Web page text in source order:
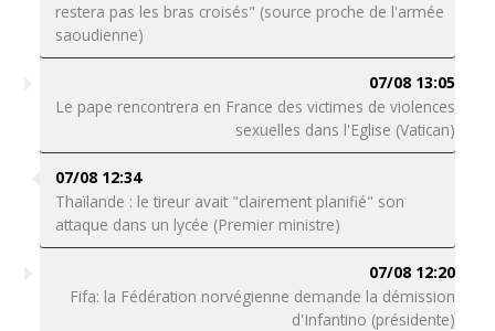
restera pas les bras croisés" (source proche de l'armée
saoudienne)
07/08 13:05
Le pape rencontrera en France des victimes de violences
sexuelles dans l'Eglise (Vatican)
07/08 12:34
Thaïlande : le tireur avait "clairement planifié" son
attaque dans un lycée (Premier ministre)
07/08 12:20
Fifa: la Fédération norvégienne demande la démission
d'Infantino (présidente)